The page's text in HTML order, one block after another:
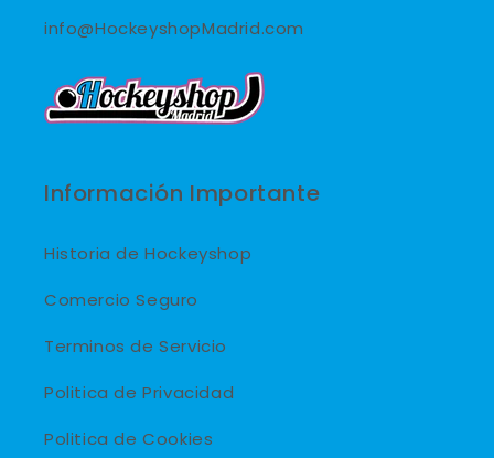
info@HockeyshopMadrid.com
Información Importante
Historia de Hockeyshop
Comercio Seguro
Terminos de Servicio
Politica de Privacidad
Politica de Cookies